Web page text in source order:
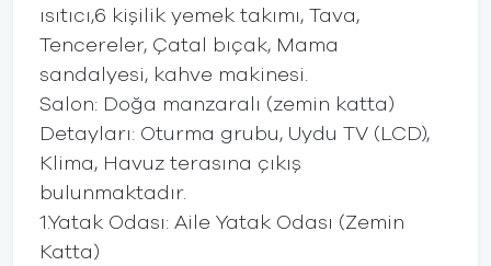
ısıtıcı,6 kişilik yemek takımı, Tava,
Tencereler, Çatal bıçak, Mama
sandalyesi, kahve makinesi.
Salon: Doğa manzaralı (zemin katta)
Detayları: Oturma grubu, Uydu TV (LCD),
Klima, Havuz terasına çıkış
bulunmaktadır.
1.Yatak Odası: Aile Yatak Odası (Zemin
Katta)